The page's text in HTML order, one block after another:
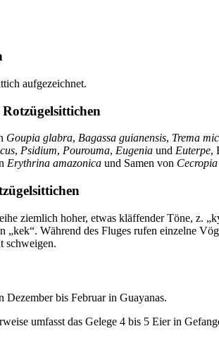
aufgezeichnet.
Goupia glabra, Bagassa guianensis, Trema
, Psidium, Pourouma, Eugenia und Euterpe,
Erythrina amazonica und Samen von
ziemlich hoher, etwas kläffender Töne, z.
„kek“. Während des Fluges rufen einzelne
schweigen.
Dezember bis Februar in Guayanas.
umfasst das Gelege 4 bis 5 Eier in